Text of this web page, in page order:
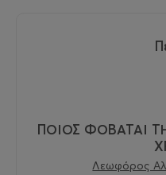
ΠΟΙΟΣ ΦΟΒΑΤΑΙ
Λεωφόρος